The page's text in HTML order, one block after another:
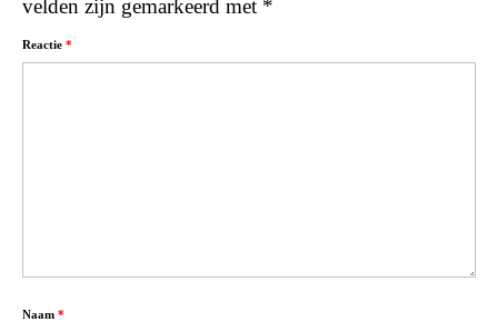
velden zijn gemarkeerd met *
Reactie *
Naam *